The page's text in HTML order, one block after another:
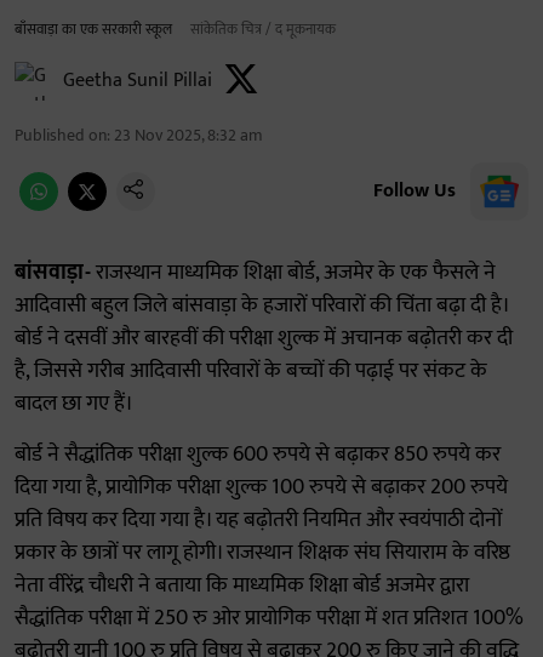
बाँसवाड़ा का एक सरकारी स्कूल सांकेतिक चित्र / द मूकनायक
Geetha Sunil Pillai
Published on: 23 Nov 2025, 8:32 am
Follow Us
बांसवाड़ा-राजस्थान माध्यमिक शिक्षा बोर्ड, अजमेर के एक फैसले ने
आदिवासी बहुल जिले बांसवाड़ा के हजारों परिवारों की चिंता बढ़ा दी है।
बोर्ड ने दसवीं और बारहवीं की परीक्षा शुल्क में अचानक बढ़ोतरी कर दी
है, जिससे गरीब आदिवासी परिवारों के बच्चों की पढ़ाई पर संकट के
बादल छा गए हैं।
बोर्ड ने सैद्धांतिक परीक्षा शुल्क 600 रुपये से बढ़ाकर 850 रुपये कर
दिया गया है, प्रायोगिक परीक्षा शुल्क 100 रुपये से बढ़ाकर 200 रुपये
प्रति विषय कर दिया गया है। यह बढ़ोतरी नियमित और स्वयंपाठी दोनों
प्रकार के छात्रों पर लागू होगी। राजस्थान शिक्षक संघ सियाराम के वरिष्ठ
नेता वीरेंद्र चौधरी ने बताया कि माध्यमिक शिक्षा बोर्ड अजमेर द्वारा
सैद्धांतिक परीक्षा में 250 रु ओर प्रायोगिक परीक्षा में शत प्रतिशत 100%